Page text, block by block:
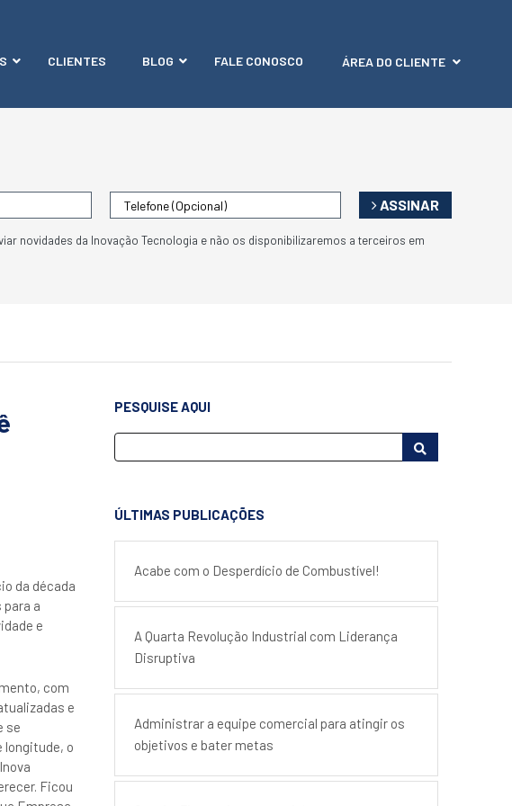
CLIENTES BLOG FALE CONOSCO ÁREA DO CLIENTE
ASSINAR
novidades da Inovação Tecnologia e não os disponibilizaremos a terceiros em
da década
a
e
com
e
se
longitude, o
Ficou
PESQUISE AQUI
ÚLTIMAS PUBLICAÇÕES
Acabe com o Desperdício de Combustível!
A Quarta Revolução Industrial com Liderança
Disruptiva
Administrar a equipe comercial para atingir os
objetivos e bater metas